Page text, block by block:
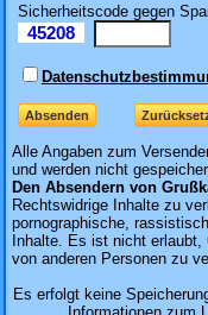
Sicherheitscode gegen
45208
Alle Angaben zum
und werden nicht
Den Absendern von
Rechtswidrige Inhalte zu
pornographische,
Inhalte. Es ist nicht erlaubt,
von anderen Personen zu
Es erfolgt keine
Informationen zum